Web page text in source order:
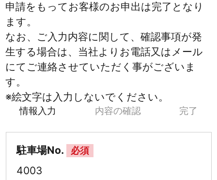
申請をもってお客様のお申出は完了となり
ます。
なお、ご入力内容に関して、確認事項が発
生する場合は、当社よりお電話又はメール
にてご連絡させていただく事がございま
す。
※絵文字は入力しないでください。
情報入力 内容の確認 完了
駐車場No. 必須
4003